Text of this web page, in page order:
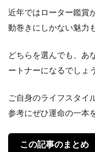
近年ではローター鑑賞
動巻きにしかない魅力
どちらを選んでも、あ
ートナーになるでしょ
ご自身のライフスタイ
参考にぜひ運命の一本
この記事のまとめ